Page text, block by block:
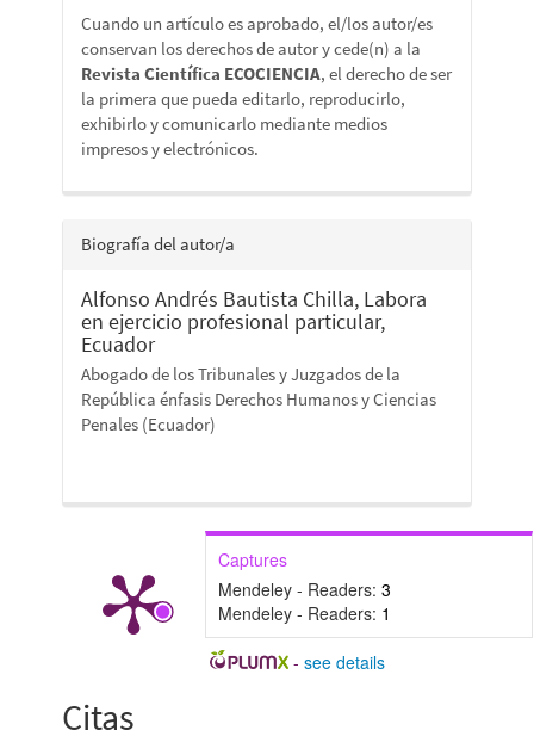
Cuando un artículo es aprobado, el/los autor/es
conservan los derechos de autor y cede(n) a la
Revista Científica ECOCIENCIA, el derecho de ser
la primera que pueda editarlo, reproducirlo,
exhibirlo y comunicarlo mediante medios
impresos y electrónicos.
Biografía del autor/a
Alfonso Andrés Bautista Chilla, Labora
en ejercicio profesional particular,
Ecuador
Abogado de los Tribunales y Juzgados de la
República énfasis Derechos Humanos y Ciencias
Penales (Ecuador)
Captures
Mendeley - Readers:3
Mendeley - Readers: 1
-see details
Citas